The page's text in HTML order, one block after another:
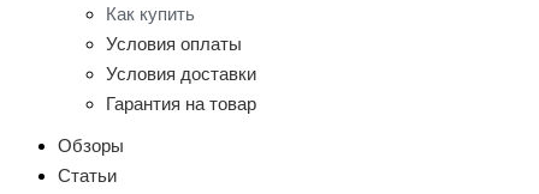
Как купить
Условия оплаты
Условия доставки
Гарантия на товар
Обзоры
Статьи